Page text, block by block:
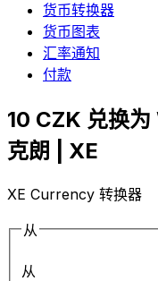
货币转换器
货币图表
汇率通知
付款
10 CZK 兑换
克朗 | XE
XE Currency 转换器
从
从